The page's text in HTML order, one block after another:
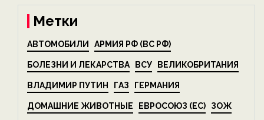
Метки
АВТОМОБИЛИ АРМИЯ РФ (ВС РФ)
БОЛЕЗНИ И ЛЕКАРСТВА ВСУ ВЕЛИКОБРИТАНИЯ
ВЛАДИМИР ПУТИН ГАЗ ГЕРМАНИЯ
ДОМАШНИЕ ЖИВОТНЫЕ ЕВРОСОЮЗ (ЕС) ЗОЖ